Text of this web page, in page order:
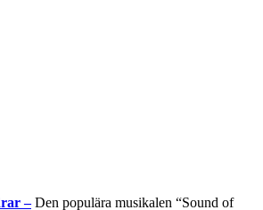
–Den populära musikalen “Sound of